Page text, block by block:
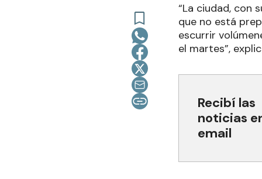
“La ciudad, con
que no está
escurrir
el martes”,
Recibí las
noticias
email